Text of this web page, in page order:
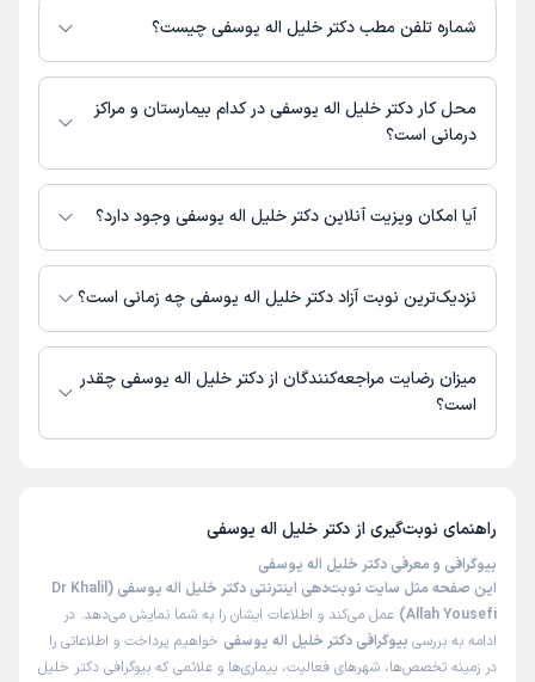
یوسفی به شرح زیر است.
شماره تلفن مطب دکتر خلیل اله یوسفی چیست؟
مطب الهیه : 05135148638,09125878245
محل کار دکتر خلیل اله یوسفی در کدام بیمارستان و مراکز
درمانی است؟
اطلاعاتی درباره محل فعالیت دکتر خلیل اله یوسفی در مراکز درمانی در دسترس
نیست.
آیا امکان ویزیت آنلاین دکتر خلیل اله یوسفی وجود دارد؟
در حال حاضر اطلاعاتی درباره ارائه ویزیت آنلاین توسط دکتر خلیل اله یوسفی در
دسترس نیست. برای دریافت اطلاعات دقیق‌تر، لطفاً با مطب تماس بگیرید.
نزدیک‌ترین نوبت آزاد دکتر خلیل اله یوسفی چه زمانی است؟
دکتر خلیل اله یوسفی از روز شنبه 17 مرداد 1405 بیمار جدید می‌پذیرند.
میزان رضایت مراجعه‌کنندگان از دکتر خلیل اله یوسفی چقدر
است؟
راهنمای نوبت‌گیری از دکتر خلیل اله یوسفی
بیوگرافی و معرفی دکتر خلیل اله یوسفی
این صفحه مثل سایت نوبت‌دهی اینترنتی دکتر خلیل اله یوسفی (Dr Khalil
Allah Yousefi) عمل می‌کند و اطلاعات ایشان را به شما نمایش می‌دهد. در
ادامه به بررسی بیوگرافی دکتر خلیل اله یوسفی خواهیم پرداخت و اطلاعاتی را
در زمینه تخصص‌ها، شهرهای فعالیت، بیماری‌ها و علائمی که بیوگرافی دکتر خلیل